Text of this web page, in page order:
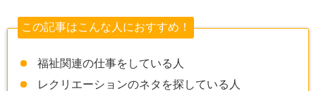
この記事はこんな人におすすめ！
福祉関連の仕事をしている人
レクリエーションのネタを探している人